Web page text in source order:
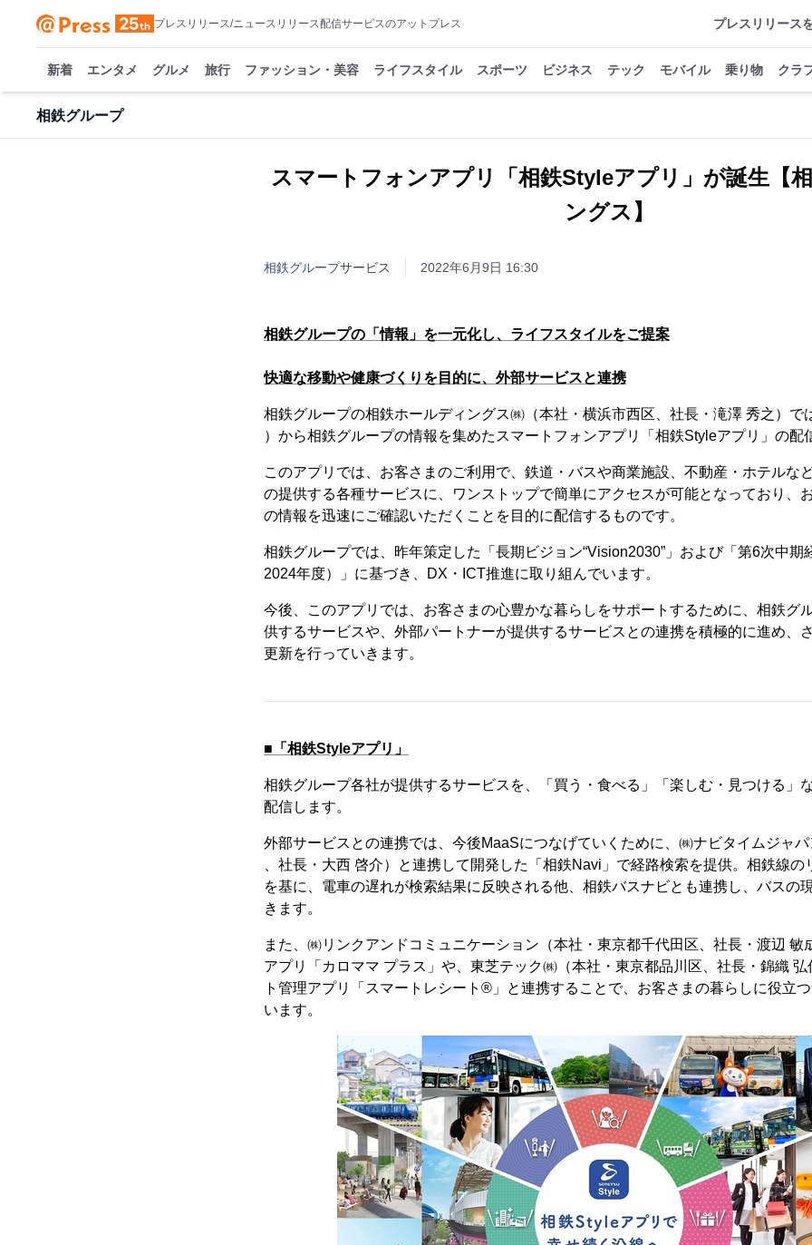
プレスリリース/ニュースリリース配信サービスのアットプレス プレスリリース
新着 エンタメ グルメ 旅行 ファッション・美容 ライフスタイル スポーツ ビジネス テック モバイル 乗り物 クラ
相鉄グループ
スマートフォンアプリ「相鉄Styleアプリ」が誕生【
ングス】
相鉄グループサービス 2022年6月9日 16:30
相鉄グループの「情報」を一元化し、ライフスタイルをご提案
快適な移動や健康づくりを目的に、外部サービスと連携
相鉄グループの相鉄ホールディングス㈱（本社・横浜市西区、社長・滝澤 秀之）で
）から相鉄グループの情報を集めたスマートフォンアプリ「相鉄Styleアプリ」の配
このアプリでは、お客さまのご利用で、鉄道・バスや商業施設、不動産・ホテルな
の提供する各種サービスに、ワンストップで簡単にアクセスが可能となっており、
の情報を迅速にご確認いただくことを目的に配信するものです。
相鉄グループでは、昨年策定した「長期ビジョン“Vision2030”」および「第6次中期
2024年度）」に基づき、DX・ICT推進に取り組んでいます。
今後、このアプリでは、お客さまの心豊かな暮らしをサポートするために、相鉄グ
供するサービスや、外部パートナーが提供するサービスとの連携を積極的に進め、
更新を行っていきます。
■「相鉄Styleアプリ」
相鉄グループ各社が提供するサービスを、「買う・食べる」「楽しむ・見つける」
配信します。
外部サービスとの連携では、今後MaaSにつなげていくために、㈱ナビタイムジャ
、社長・大西 啓介）と連携して開発した「相鉄Navi」で経路検索を提供。相鉄線
を基に、電車の遅れが検索結果に反映される他、相鉄バスナビとも連携し、バスの
きます。
また、㈱リンクアンドコミュニケーション（本社・東京都千代田区、社長・渡辺 敏
アプリ「カロママ プラス」や、東芝テック㈱（本社・東京都品川区、社長・錦織
ト管理アプリ「スマートレシート®」と連携することで、お客さまの暮らしに役立
います。